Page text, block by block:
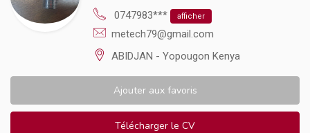
0747983*** afficher
metech79@gmail.com
ABIDJAN - Yopougon Kenya
Ajouter aux favoris
Télécharger le CV